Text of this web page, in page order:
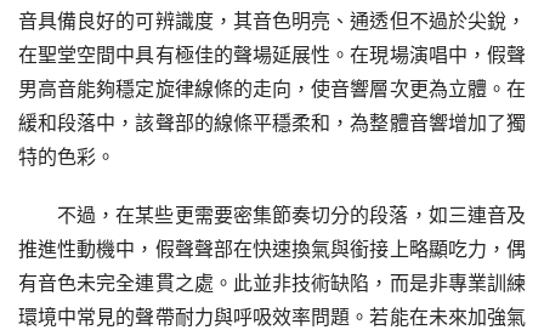
音具備良好的可辨識度，其音色明亮、通透但不過於尖銳，
在聖堂空間中具有極佳的聲場延展性。在現場演唱中，假聲
男高音能夠穩定旋律線條的走向，使音響層次更為立體。在
緩和段落中，該聲部的線條平穩柔和，為整體音響增加了獨
特的色彩。
不過，在某些更需要密集節奏切分的段落，如三連音及
推進性動機中，假聲聲部在快速換氣與銜接上略顯吃力，偶
有音色未完全連貫之處。此並非技術缺陷，而是非專業訓練
環境中常見的聲帶耐力與呼吸效率問題。若能在未來加強氣